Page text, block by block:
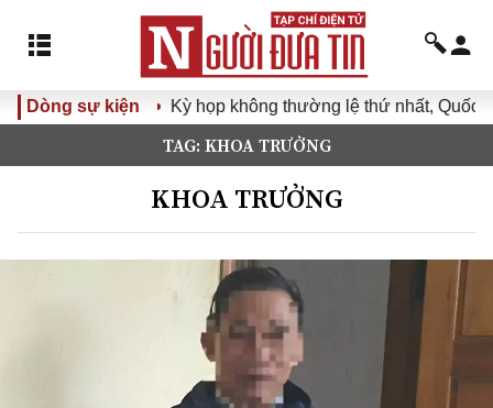
Dòng sự kiện Kỳ họp không thường lệ thứ nhất, Quốc hội
TAG: KHOA TRƯỞNG
KHOA TRƯỞNG